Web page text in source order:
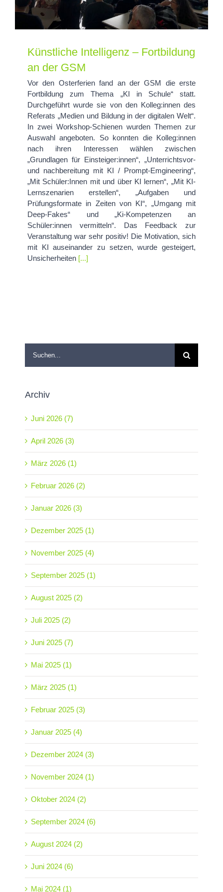
Künstliche Intelligenz – Fortbildung
an der GSM
Vor den Osterferien fand an der GSM die erste
Fortbildung zum Thema „KI in Schule“ statt.
Durchgeführt wurde sie von den Kolleg:innen des
Referats „Medien und Bildung in der digitalen Welt“.
In zwei Workshop-Schienen wurden Themen zur
Auswahl angeboten. So konnten die Kolleg:innen
nach ihren Interessen wählen zwischen
„Grundlagen für Einsteiger:innen“, „Unterrichtsvor-
und nachbereitung mit KI / Prompt-Emgineering“,
„Mit Schüler:Innen mit und über KI lernen“, „Mit KI-
Lernszenarien erstellen“, „Aufgaben und
Prüfungsformate in Zeiten von KI“, „Umgang mit
Deep-Fakes“ und „Ki-Kompetenzen an
Schüler:innen vermitteln“. Das Feedback zur
Veranstaltung war sehr positiv! Die Motivation, sich
mit KI auseinander zu setzen, wurde gesteigert,
Unsicherheiten [...]
Archiv
Juni 2026 (7)
April 2026 (3)
März 2026 (1)
Februar 2026 (2)
Januar 2026 (3)
Dezember 2025 (1)
November 2025 (4)
September 2025 (1)
August 2025 (2)
Juli 2025 (2)
Juni 2025 (7)
Mai 2025 (1)
März 2025 (1)
Februar 2025 (3)
Januar 2025 (4)
Dezember 2024 (3)
November 2024 (1)
Oktober 2024 (2)
September 2024 (6)
August 2024 (2)
Juni 2024 (6)
Mai 2024 (1)